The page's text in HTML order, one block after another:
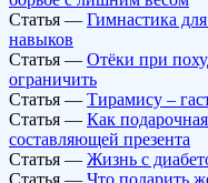
Статья — Гимнастика
навыков
Статья — Отёки при
ограничить
Статья — Тирамису –
Статья — Как
составляющей презента
Статья — Жизнь с
Статья — Что подарить